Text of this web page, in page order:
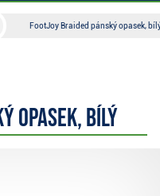
FootJoy Braided pánský opasek,
opasek, bílý